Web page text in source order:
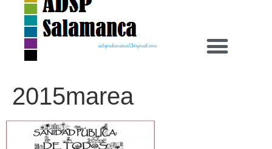
adspsalamanca21@gmail.com
2015marea